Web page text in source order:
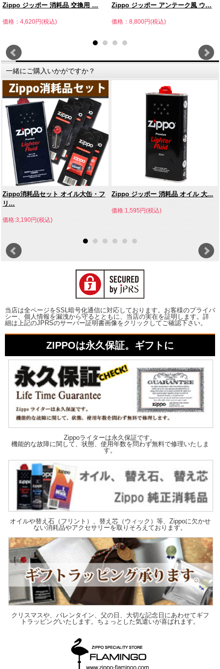
Zippo ジッポー 消耗品 交換用 …
価格：4,620円(税込)
Zippo ジッポー アンテーク風 ウ…
価格：8,800円(税込)
一緒にご購入いかがですか？
Zippo消耗品セット オイル大缶・フ
リ...
価格:3,190円(税込)
Zippo ジッポー 消耗品 オイル 大...
価格:1,595円(税込)
当店は全ページをSSL暗号化通信に対応しております。お客様のプライバ
シー、個人情報を漏洩から守るとともに、当店の実在を証明します。詳
細は上記のJPRSのサーバー証明書画像をクリックしてご確認下さい。
ZIPPOは永久保証。ギフトに
Zippoライターは永久保証です。
機能的な故障に関して、状態、使用年数を問わず無料で修理いたしま
す。
オイルや替え石（フリント）、替え芯（ウィック）等、Zippoに欠かせ
ない消耗品やアクセサリーを取りそろえております。
クリスマスや、バレンタイン、父の日、大切な記念日にあわせてギフ
トラッピングいたします。ちょっとした気遣いが喜ばれます。